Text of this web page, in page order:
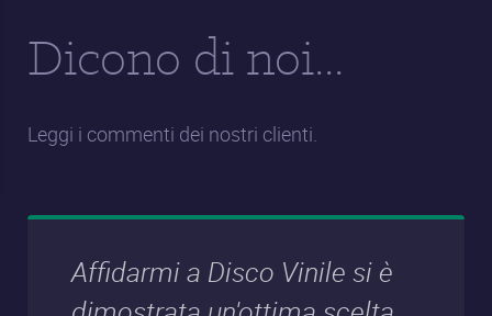
Dicono di noi...
Leggi i commenti dei nostri clienti.
Affidarmi a Disco Vinile si è